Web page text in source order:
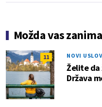
Možda vas zanima
11 NOVI
Želite da
Država